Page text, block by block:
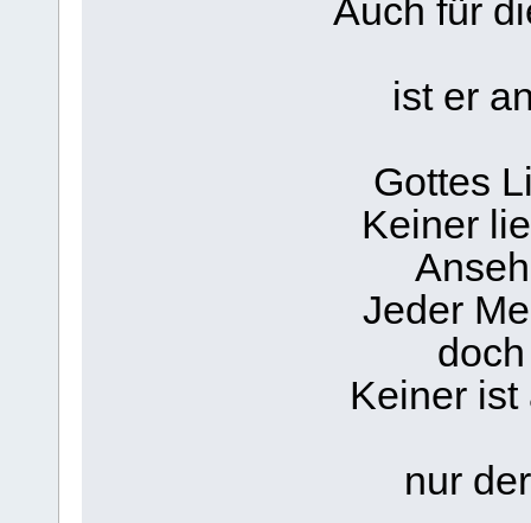
Auch für
ist er
Gottes
Keiner
Jeder
Keiner
nur